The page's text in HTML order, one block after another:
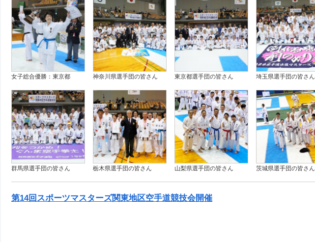
女子総合優勝：東京都 神奈川県選手団の皆さん 東京都選手団の皆さん 埼玉県選手団の皆さん
群馬県選手団の皆さん 栃木県選手団の皆さん 山梨県選手団の皆さん 茨城県選手団の皆さん
第14回スポーツマスターズ関東地区空手道競技会開催